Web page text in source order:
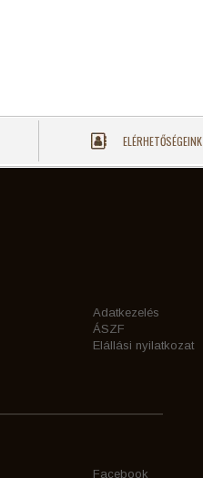
ELÉRHETŐSÉGEINK
Adatkezelés
ÁSZF
Elállási nyilatkozat
Facebook